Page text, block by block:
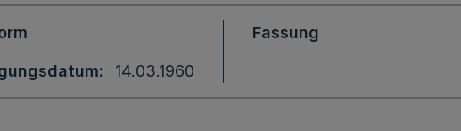
14.03.1960
Fassung